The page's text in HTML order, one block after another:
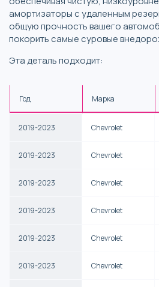
амортизаторы с удаленным
общую прочность вашего
покорить самые суровые
Эта деталь подходит:
Год Марка
2019-2023 Chevrolet
2019-2023 Chevrolet
2019-2023 Chevrolet
2019-2023 Chevrolet
2019-2023 Chevrolet
2019-2023 Chevrolet